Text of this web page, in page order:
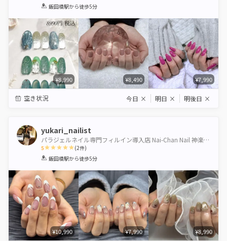
1 2 3 4 5
飯田橋駅から徒歩5分
¥8,990 ¥8,490 ¥7,990
空き状況 今日 × 明日 × 明後日 ×
yukari_nailist
パラジェルネイル専門フィルイン導入店 Nai-Chan Nail 神楽坂 【本館】
5
1 2 3 4 5
(2件)
飯田橋駅から徒歩5分
¥10,990 ¥7,990 ¥8,990